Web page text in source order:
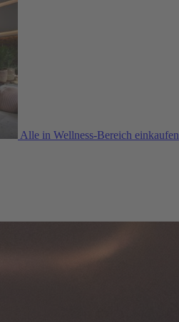
Alle in Wellness-Bereich einkaufen